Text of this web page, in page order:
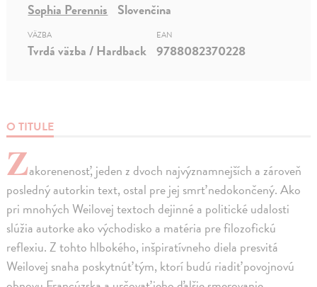
O TITULE
Zakorenenosť, jeden z dvoch najvýznamnejších a zároveň
posledný autorkin text, ostal pre jej smrť nedokončený. Ako
pri mnohých Weilovej textoch dejinné a politické udalosti
slúžia autorke ako východisko a matéria pre filozofickú
reflexiu. Z tohto hlbokého, inšpiratívneho diela presvitá
Weilovej snaha poskytnúť tým, ktorí budú riadiť povojnovú
Sophia Perennis Slovenčina
VÄZBA
Tvrdá väzba / Hardback
EAN
9788082370228